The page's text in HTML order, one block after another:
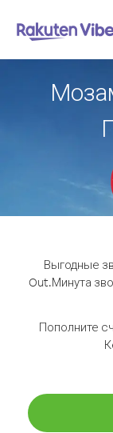
Выгодные
Out.Минута
Пополните